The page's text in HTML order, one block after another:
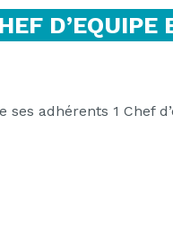
ses adhérents 1